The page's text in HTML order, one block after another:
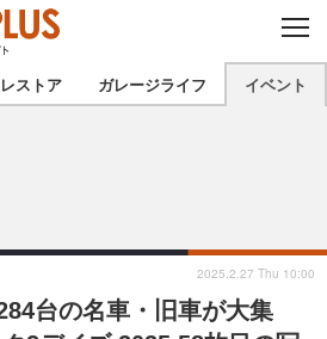
C
O
S
E
厳選プロショップを地域から探す
北陸
関西
レストア ガレージライフ イベント
台の名車・旧車が大集
2025.2.27 Thu 10:00